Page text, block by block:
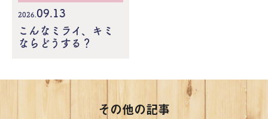
2026. 09.13
こんなミライ、キミ
ならどうする？
その他の記事